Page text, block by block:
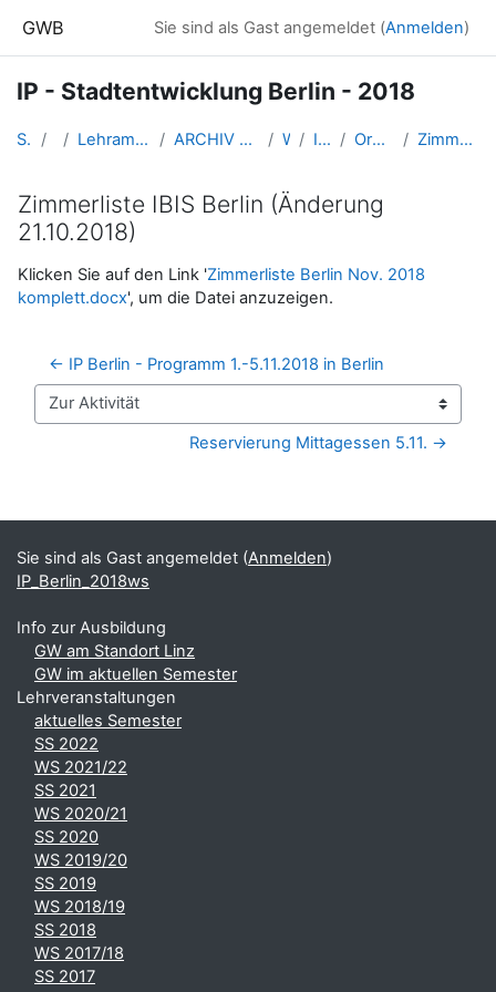
GWB Sie sind als Gast angemeldet (Anmelden)
IP - Stadtentwicklung Berlin - 2018
Startseite Kurse Lehramtsausbildung GW im Cluster Österreich Mitte ARCHIV - Lehrveranstaltungen am Standort Linz - seit 2016 WS 2018/19 IP_Berlin_2018ws Organisatorische Informationen Zimmerliste IBIS Berlin (Änderung 21.10.2018)
Zimmerliste IBIS Berlin (Änderung
21.10.2018)
Abschlussbedingungen
Klicken Sie auf den Link 'Zimmerliste Berlin Nov. 2018
komplett.docx', um die Datei anzuzeigen.
← IP Berlin - Programm 1.-5.11.2018 in Berlin
Zur Aktivität
Reservierung Mittagessen 5.11. →
Ergänzungsblöcke
Sie sind als Gast angemeldet (Anmelden)
IP_Berlin_2018ws
Info zur Ausbildung
GW am Standort Linz
GW im aktuellen Semester
Lehrveranstaltungen
aktuelles Semester
SS 2022
WS 2021/22
SS 2021
WS 2020/21
SS 2020
WS 2019/20
SS 2019
WS 2018/19
SS 2018
WS 2017/18
SS 2017